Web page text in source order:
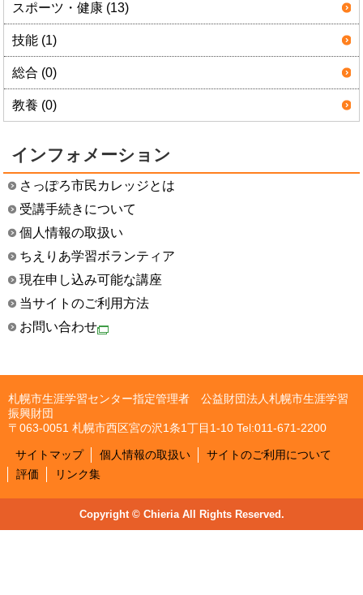
スポーツ・健康 (13)
技能 (1)
総合 (0)
教養 (0)
インフォメーション
さっぽろ市民カレッジとは
受講手続きについて
個人情報の取扱い
ちえりあ学習ボランティア
現在申し込み可能な講座
当サイトのご利用方法
お問い合わせ
札幌市生涯学習センター指定管理者 公益財団法人札幌市生涯学習
振興財団
〒063-0051 札幌市西区宮の沢1条1丁目1-10 Tel:011-671-2200
サイトマップ 個人情報の取扱い
サイトのご利用について
評価
リンク集
Copyright © Chieria All Rights Reserved.